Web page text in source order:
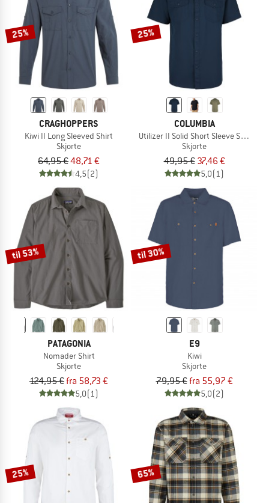
25%
CRAGHOPPERS
Kiwi II Long Sleeved Shirt
Skjorte
64,95 €48,71 €
4,5(2)
25%
COLUMBIA
Utilizer II Solid Short Sleeve Shirt
Skjorte
49,95 € 37,46 €
5,0(1)
til 53%
PATAGONIA
Nomader Shirt
Skjorte
124,95 €fra 58,73 €
5,0(1)
til 30%
E9
Kiwi
Skjorte
79,95 €fra 55,97 €
5,0(2)
25% 65%